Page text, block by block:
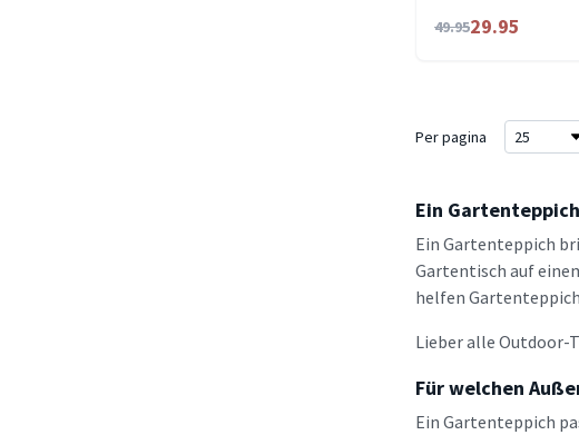
49.9529.95
Per pagina
Ein
Ein Gartenteppich
Gartentisch auf
helfen
Lieber alle Outdoor-
Für welchen
Ein Gartenteppich